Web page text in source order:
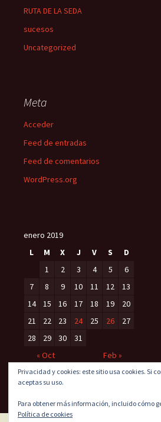
RUTA DE LA SEDA
sucesos
Uncategorized
Meta
Acceder
Feed de entradas
Feed de comentarios
WordPress.org
enero 2019
L
M X J V S
D
1
2 3 4 5
6
7
8 9 10 11 12
13
14
15 16 17 18 19
20
21
22 23 24 25 26
27
28
29 30
31
« Oct
Feb »
Privacidad y cookies: este sitio usa cookies. Si
aceptas su uso.
Para obtener más información, incluido cómo
Política de cookies